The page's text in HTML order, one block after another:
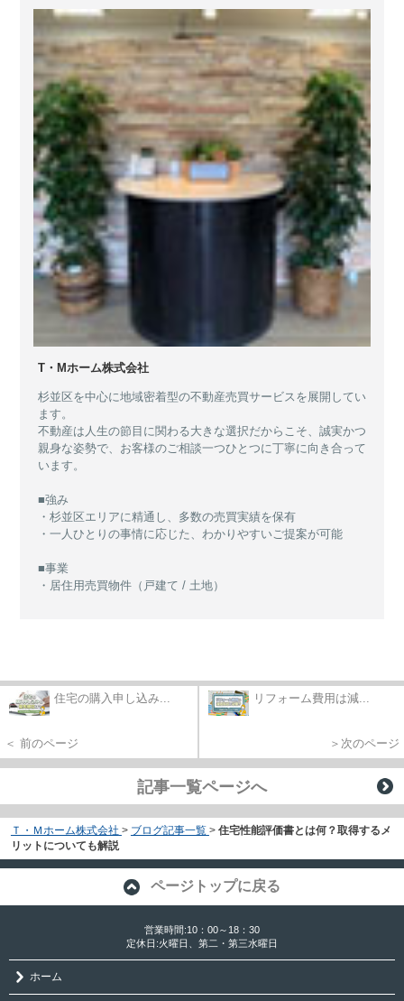
T・Mホーム株式会社
杉並区を中心に地域密着型の不動産売買サービスを展開してい
ます。
不動産は人生の節目に関わる大きな選択だからこそ、誠実かつ
親身な姿勢で、お客様のご相談一つひとつに丁寧に向き合って
います。
■強み
・杉並区エリアに精通し、多数の売買実績を保有
・一人ひとりの事情に応じた、わかりやすいご提案が可能
■事業
・居住用売買物件（戸建て / 土地）
住宅の購入申し込み...
＜ 前のページ
リフォーム費用は減...
＞次のページ
記事一覧ページへ
Ｔ・Ｍホーム株式会社 > ブログ記事一覧 > 住宅性能評価書とは何？取得するメ
リットについても解説
ページトップに戻る
営業時間:10：00～18：30
定休日:火曜日、第二・第三水曜日
ホーム